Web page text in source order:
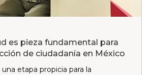
es pieza fundamental para
de ciudadanía en México
etapa propicia para la